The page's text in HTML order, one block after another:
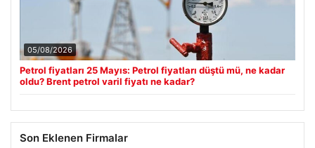
05/08/2026
Petrol fiyatları 25 Mayıs: Petrol fiyatları düştü mü, ne kadar
oldu? Brent petrol varil fiyatı ne kadar?
Son Eklenen Firmalar